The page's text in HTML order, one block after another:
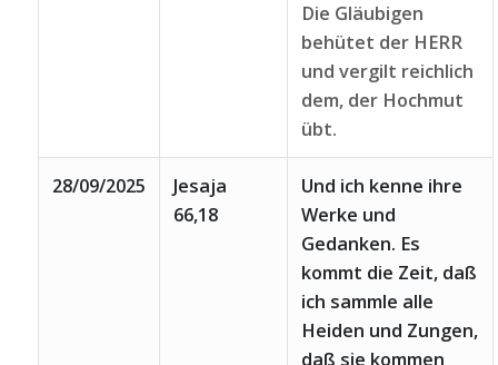
Die Gläubigen
behütet der HERR
und vergilt reichlich
dem, der Hochmut
übt.
28/09/2025
Jesaja
66,18
Und ich kenne ihre
Werke und
Gedanken. Es
kommt die Zeit, daß
ich sammle alle
Heiden und Zungen,
daß sie kommen